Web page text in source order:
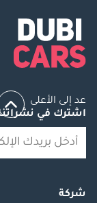
عد إلى الأعلى
اشترك في نشراتنا
شركة